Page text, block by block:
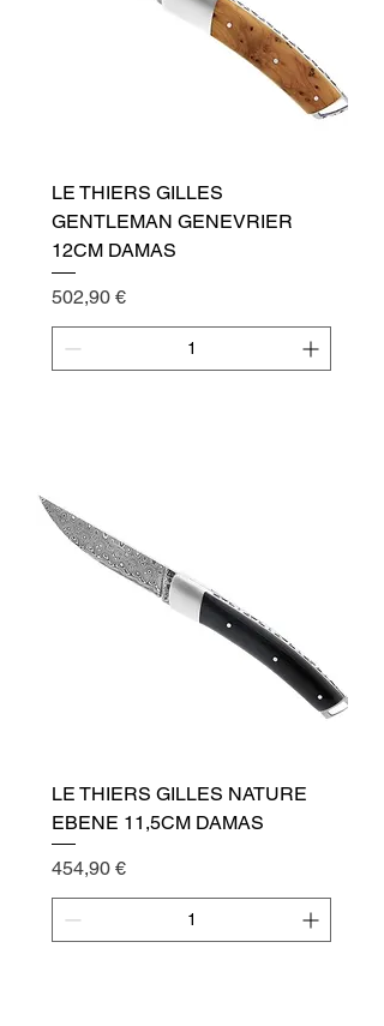
LE THIERS GILLES
GENTLEMAN GENEVRIER
12CM DAMAS
Cena
502,90 €
LE THIERS GILLES NATURE
EBENE 11,5CM DAMAS
Cena
454,90 €